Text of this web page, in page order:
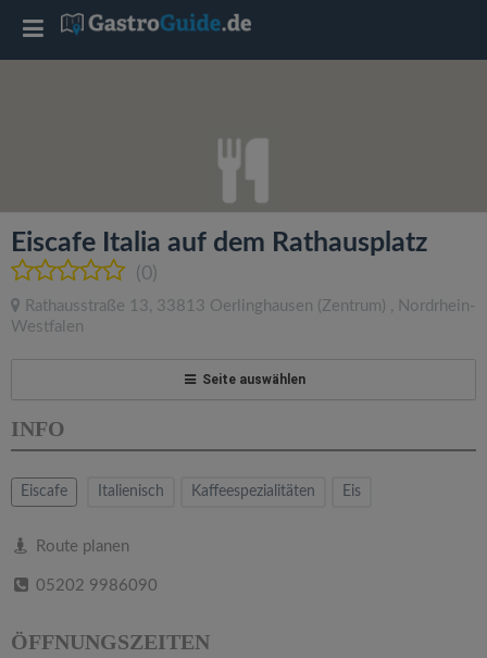
Eiscafe Italia auf dem Rathausplatz
(0)
Rathausstraße 13, 33813 Oerlinghausen (Zentrum) , Nordrhein-
Westfalen
Seite auswählen
INFO
Eiscafe Italienisch Kaffeespezialitäten Eis
Route planen
05202 9986090
ÖFFNUNGSZEITEN
T
l
e
a
v
i